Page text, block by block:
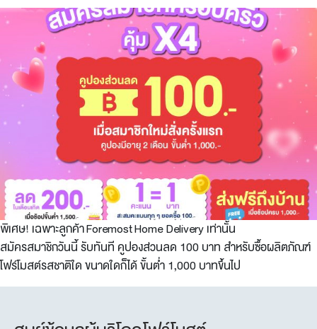
พิเศษ! เฉพาะลูกค้า Foremost Home Delivery เท่านั้น​
สมัครสมาชิกวันนี้ รับทันที คูปองส่วนลด 100 บาท สำหรับซื้อผลิตภัณฑ์
โฟร์โมสต์รสชาติใด ขนาดใดก็ได้ ขั้นต่ำ 1,000 บาทขึ้นไป